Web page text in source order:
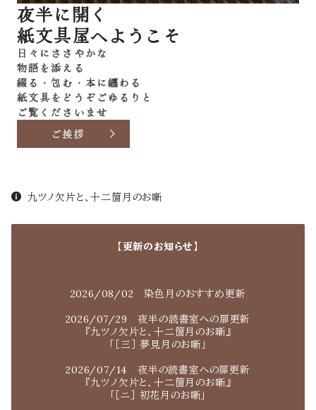
夜半に開く
紙文具屋へようこそ
日々にささやかな
物語を添える
綴る・包む・本に纏わる
紙文具をどうぞごゆるりと
ご覧くださいませ
ご挨拶
九ツノ欠片と、十二箇月のお噺
【更新のお知らせ】
2026/08/02 染色月のおすすめ更新
2026/07/29 夜半の読書室への扉更新
『九ツノ欠片と、十二箇月のお噺』
「［三］ 夢見月のお噺」
2026/07/14 夜半の読書室への扉更新
『九ツノ欠片と、十二箇月のお噺』
「［ニ］ 初花月のお噺」